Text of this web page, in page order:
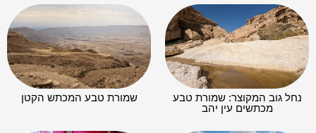
נחל גוב המקוצר: שמורת טבע
מכתשים עין יהב
שמורת טבע המכתש הקטן